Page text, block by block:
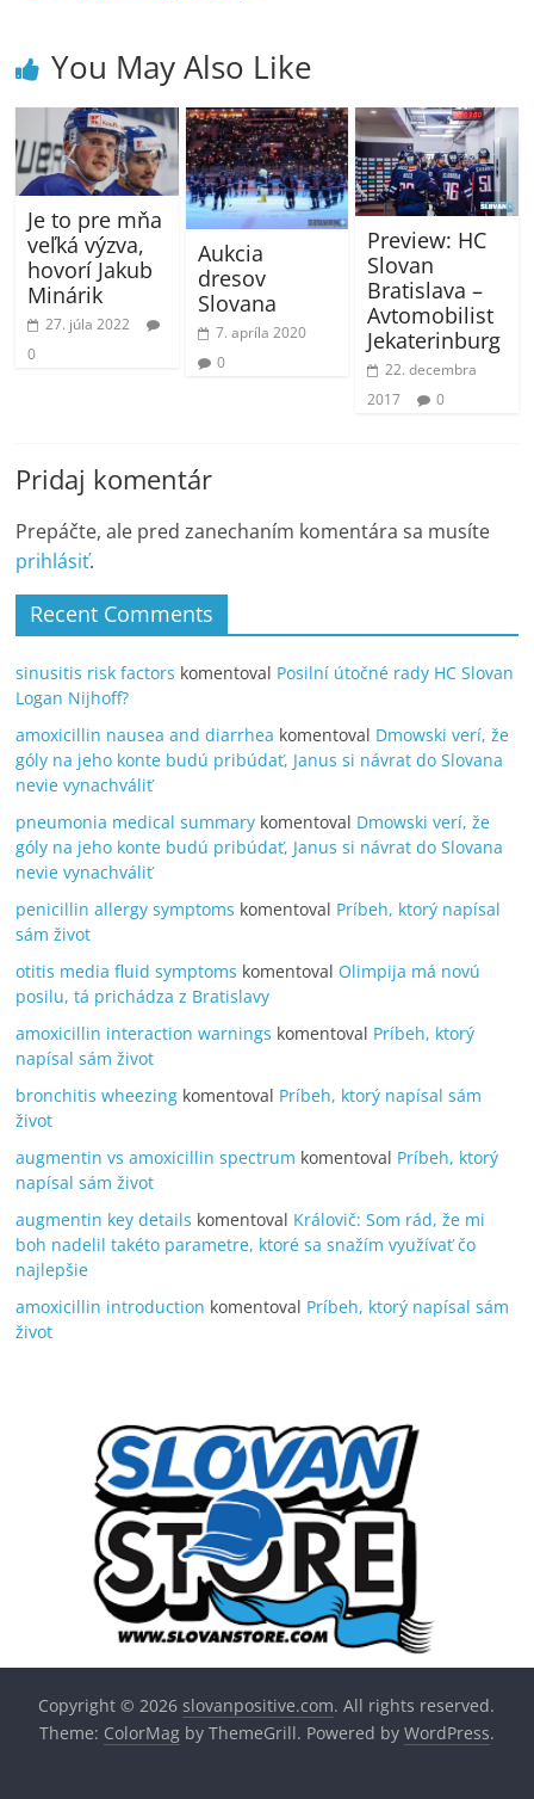
You May Also Like
Je to pre mňa
veľká výzva,
hovorí Jakub
Minárik
27. júla 2022
0
Aukcia
dresov
Slovana
7. apríla 2020
0
Preview: HC
Slovan
Bratislava –
Avtomobilist
Jekaterinburg
22. decembra
2017
0
Pridaj komentár
Prepáčte, ale pred zanechaním komentára sa musíte
prihlásiť.
Recent Comments
sinusitis risk factors komentoval Posilní útočné rady HC Slovan
Logan Nijhoff?
amoxicillin nausea and diarrhea komentoval Dmowski verí, že
góly na jeho konte budú pribúdať, Janus si návrat do Slovana
nevie vynachváliť
pneumonia medical summary komentoval Dmowski verí, že
góly na jeho konte budú pribúdať, Janus si návrat do Slovana
nevie vynachváliť
penicillin allergy symptoms komentoval Príbeh, ktorý napísal
sám život
otitis media fluid symptoms komentoval Olimpija má novú
posilu, tá prichádza z Bratislavy
amoxicillin interaction warnings komentoval Príbeh, ktorý
napísal sám život
bronchitis wheezing komentoval Príbeh, ktorý napísal sám
život
augmentin vs amoxicillin spectrum komentoval Príbeh, ktorý
napísal sám život
augmentin key details komentoval Královič: Som rád, že mi
boh nadelil takéto parametre, ktoré sa snažím využívať čo
najlepšie
amoxicillin introduction komentoval Príbeh, ktorý napísal sám
život
Copyright © 2026slovanpositive.com. All rights reserved.
Theme: ColorMagby ThemeGrill. Powered by WordPress.